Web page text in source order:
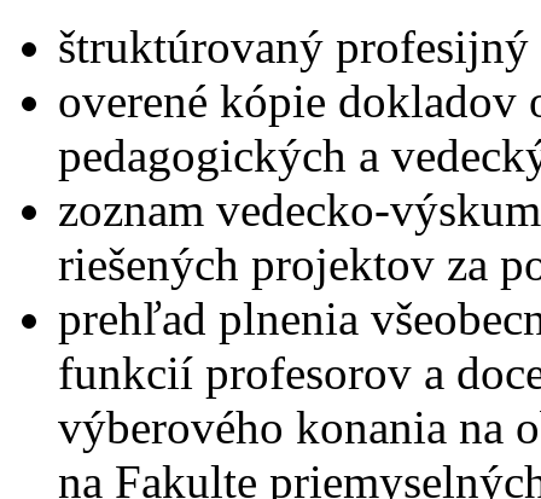
štruktúrovaný
overené kópie dokladov
pedagogických a
zoznam vedecko-
riešených projektov za
prehľad plnenia
funkcií profesorov a
výberového konania na
na Fakulte